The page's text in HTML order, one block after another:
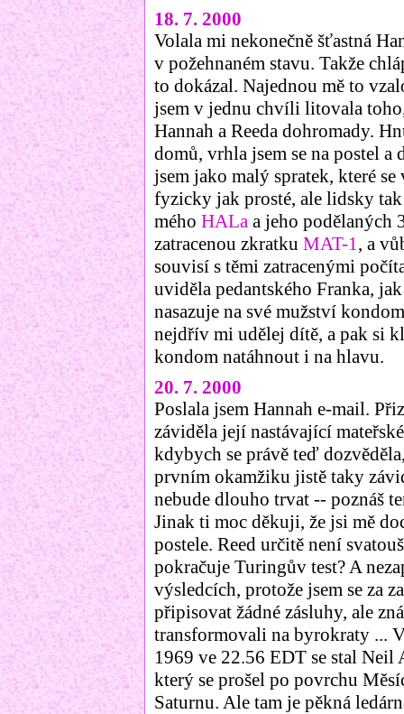
18. 7. 2000
Volala mi nekonečně šťastná
v požehnaném stavu. Takže
to dokázal. Najednou mě to
jsem v jednu chvíli litovala
Hannah a Reeda dohromady.
domů, vrhla jsem se na postel a
jsem jako malý spratek, které
fyzicky jak prosté, ale lidsky
mého HALa a jeho podělaných
zatracenou zkratku MAT-1, a
souvisí s těmi zatracenými
uviděla pedantského Franka,
nasazuje na své mužství
nejdřív mi udělej dítě, a pak si
kondom natáhnout i na hlavu.
20. 7. 2000
Poslala jsem Hannah e-mail.
záviděla její nastávající
kdybych se právě teď
prvním okamžiku jistě taky
nebude dlouho trvat -- poznáš
Jinak ti moc děkuji, že jsi mě
postele. Reed určitě není
pokračuje Turingův test? A
výsledcích, protože jsem se za
připisovat žádné zásluhy, ale
transformovali na byrokraty ...
1969 ve 22.56 EDT se stal
který se prošel po povrchu
Saturnu. Ale tam je pěkná